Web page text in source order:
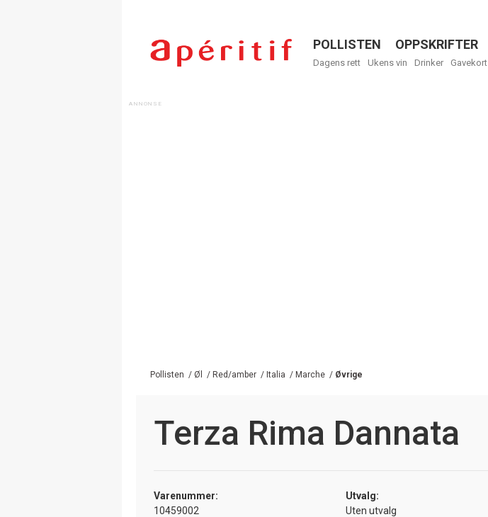
Menu
POLLISTEN OPPSKRIFTER
Dagens rett Ukens vin Drinker Gavekort
Pollisten / Øl / Red/amber / Italia / Marche / Øvrige
Terza Rima Dannata
Varenummer:
10459002
Utvalg:
Uten utvalg